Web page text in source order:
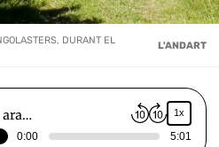
DURANT EL
L'ANDART
ara… 1x
0:00 5:01